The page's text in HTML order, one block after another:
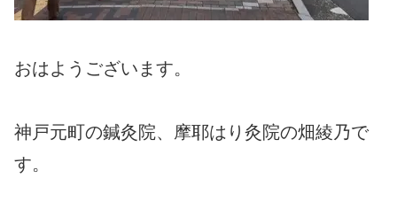
おはようございます。
神戸元町の鍼灸院、摩耶はり灸院の畑綾乃で
す。